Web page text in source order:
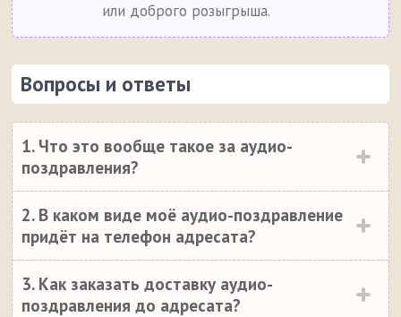
или доброго розыгрыша.
Вопросы и ответы
1. Что это вообще такое за аудио-
поздравления?
2. В каком виде моё аудио-поздравление
придёт на телефон адресата?
3. Как заказать доставку аудио-
поздравления до адресата?